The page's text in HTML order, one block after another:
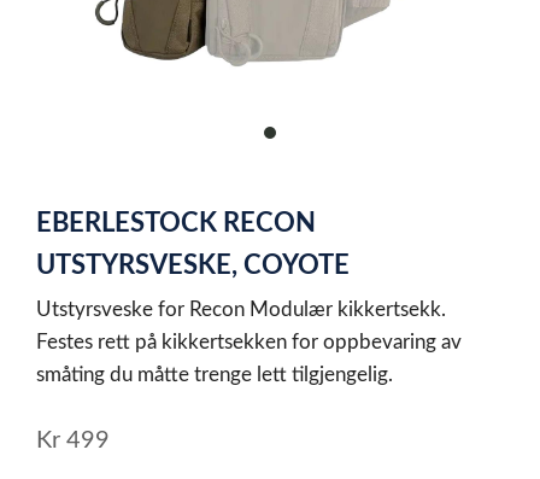
item
of
1
EBERLESTOCK RECON
UTSTYRSVESKE, COYOTE
Utstyrsveske for Recon Modulær kikkertsekk.
Festes rett på kikkertsekken for oppbevaring av
småting du måtte trenge lett tilgjengelig.
Kr 499